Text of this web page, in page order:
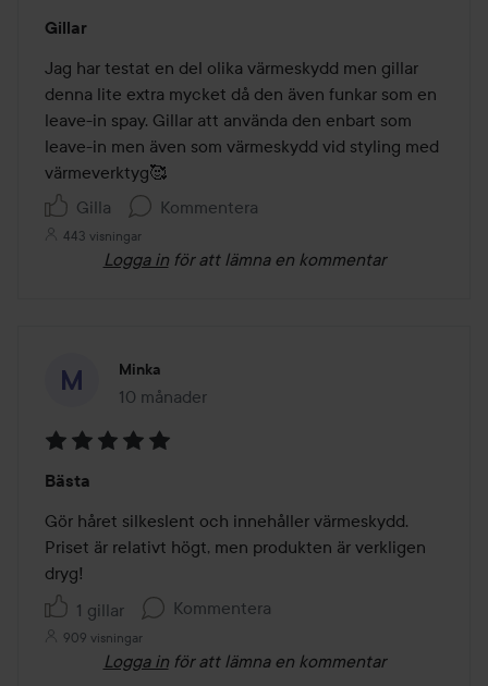
4
av
5
Gillar
Jag har testat en del olika värmeskydd men gillar
denna lite extra mycket då den även funkar som en
leave-in spay. Gillar att använda den enbart som
leave-in men även som värmeskydd vid styling med
värmeverktyg🥰
Gilla
Kommentera
443 visningar
Logga in för att lämna en kommentar
Minka
10 månader
Inlägget skapades 10 månader
5
av
5
Bästa
Gör håret silkeslent och innehåller värmeskydd.
Priset är relativt högt, men produkten är verkligen
dryg!
1 gillar
Kommentera
909 visningar
Logga in för att lämna en kommentar